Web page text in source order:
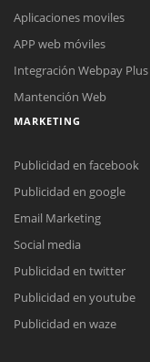
Todos nuestros
Aplicaciones moviles
APP web móviles
Integración Webpay Plus
Mantención Web
MARKETING
Publicidad en facebook
Publicidad en google
Email Marketing
Social media
Publicidad en twitter
Publicidad en youtube
Publicidad en waze